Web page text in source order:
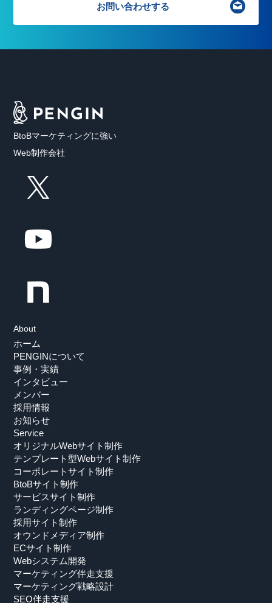
お問い合わせする
BtoBマーケティングに強い
Web制作会社
About
ホーム
PENGINについて
事例・実績
インタビュー
メンバー
採用情報
お知らせ
Service
オリジナルWebサイト制作
テンプレート型Webサイト制作
コーポレートサイト制作
BtoBサイト制作
サービスサイト制作
ランディングページ制作
採用サイト制作
オウンドメディア制作
ECサイト制作
Webシステム開発
マーケティング伴走支援
マーケティング戦略設計
SEO伴走支援